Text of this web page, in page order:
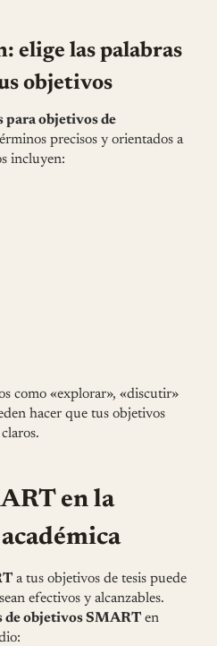
elige las palabras
objetivos
para objetivos de
precisos y orientados a
incluyen:
como «explorar», «discutir»
hacer que tus objetivos
en la
a tus objetivos de tesis puede
efectivos y alcanzables.
de objetivos SMART en